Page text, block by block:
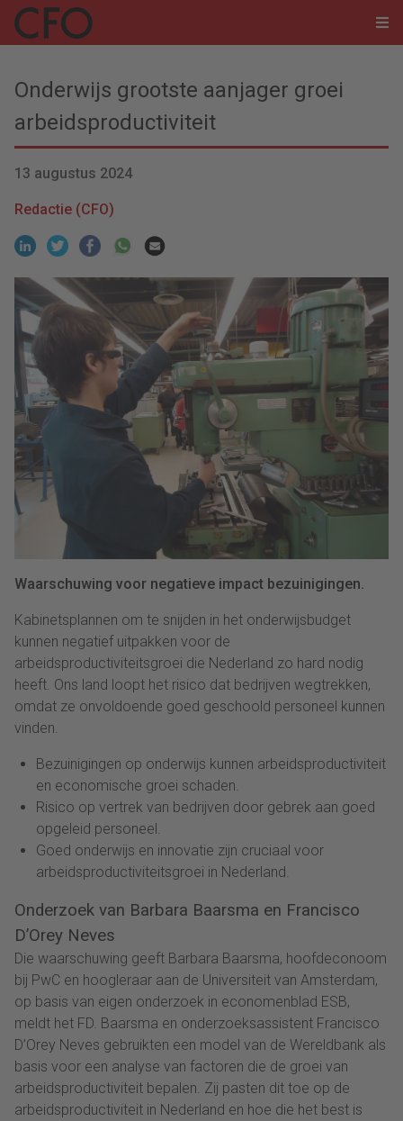
Onderwijs grootste aanjager groei
arbeidsproductiviteit
13 augustus 2024
Redactie (CFO)
Waarschuwing voor negatieve impact bezuinigingen.
Kabinetsplannen om te snijden in het onderwijsbudget
kunnen negatief uitpakken voor de
arbeidsproductiviteitsgroei die Nederland zo hard nodig
heeft. Ons land loopt het risico dat bedrijven wegtrekken,
omdat ze onvoldoende goed geschoold personeel kunnen
vinden.
Bezuinigingen op onderwijs kunnen arbeidsproductiviteit
en economische groei schaden.
Risico op vertrek van bedrijven door gebrek aan goed
opgeleid personeel.
Goed onderwijs en innovatie zijn cruciaal voor
arbeidsproductiviteitsgroei in Nederland.
Onderzoek van Barbara Baarsma en Francisco
D’Orey Neves
Die waarschuwing geeft Barbara Baarsma, hoofdeconoom
bij PwC en hoogleraar aan de Universiteit van Amsterdam,
op basis van eigen onderzoek in economenblad ESB,
meldt het FD. Baarsma en onderzoeksassistent Francisco
D’Orey Neves gebruikten een model van de Wereldbank als
basis voor een analyse van factoren die de groei van
arbeidsproductiviteit bepalen. Zij pasten dit toe op de
arbeidsproductiviteit in Nederland en hoe die het best is